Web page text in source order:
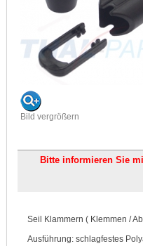
Bild vergrößern
Bitte informieren Sie
Seil Klammern ( Klemmen /
Ausführung: schlagfestes